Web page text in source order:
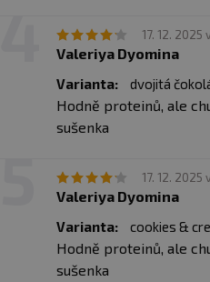
17. 12. 2025
Valeriya Dyomina
Varianta: dvojitá
Hodně proteinů, ale
sušenka
17. 12. 2025
Valeriya Dyomina
Varianta: cookies &
Hodně proteinů, ale
sušenka